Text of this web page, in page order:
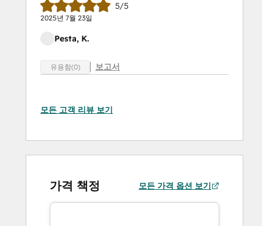
5/5
2025년 7월 23일
Pesta, K.
유용함(0) 보고서
모든 고객 리뷰 보기
가격 책정 모든 가격 옵션 보기